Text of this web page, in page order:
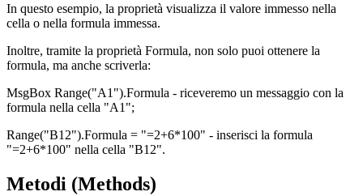
In questo esempio, la proprietà visualizza il valore immesso nella
cella o nella formula immessa.
Inoltre, tramite la proprietà Formula, non solo puoi ottenere la
formula, ma anche scriverla:
MsgBox Range("A1").Formula - riceveremo un messaggio con la
formula nella cella "A1";
Range("B12").Formula = "=2+6*100" - inserisci la formula
"=2+6*100" nella cella "B12".
Metodi (Methods)